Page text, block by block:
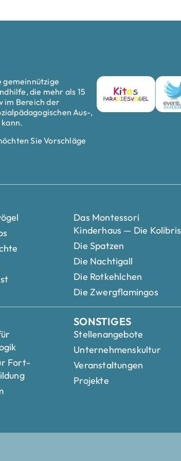
gemeinnützige
die mehr als 15
im Bereich der
Aus-,
Sie Vorschläge
Das Montessori
Kinderhaus — Die Kolibris
Die Spatzen
Die Nachtigall
Die Rotkehlchen
Die Zwergflamingos
Fort-
SONSTIGES
Stellenangebote
Unternehmenskultur
Veranstaltungen
Projekte